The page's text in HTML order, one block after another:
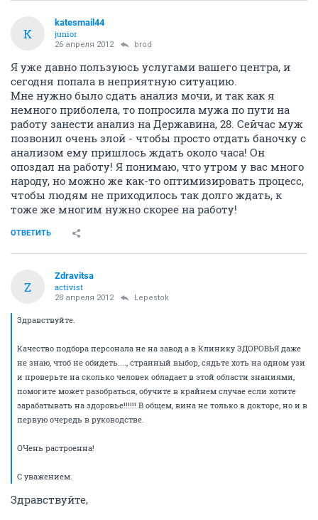
K
katesmail44
junior
26 апреля 2012 brod
Я уже давно пользуюсь услугами вашего центра, и
сегодня попала в неприятную ситуацию.
Мне нужно было сдать анализ мочи, и так как я
немного приболела, то попросила мужа по пути на
работу занести анализ на Державина, 28. Сейчас муж
позвонил очень злой - чтобы просто отдать баночку с
анализом ему пришлось ждать около часа! Он
опоздал на работу! Я понимаю, что утром у вас много
народу, но можно же как-то оптимизировать процесс,
чтобы людям не приходилось так долго ждать, к
тоже же многим нужно скорее на работу!
ОТВЕТИТЬ
Z
Zdravitsa
activist
28 апреля 2012 Lepestok
Здравствуйте.
Качество подбора персонала не на завод а в Клинику ЗДОРОВЬЯ даже
не знаю, чтоб не обидеть...., странный выбор, сядьте хоть на одном узи
и проверьте на сколько человек обладает в этой области знаниями,
помогите может разобраться, обучите в крайнем случае если хотите
зарабатывать на здоровье!!!!!! В общем, вина не только в докторе, но и в
первую очередь в руководстве.
ОЧень растроенна!
С уважением.
Здравствуйте,